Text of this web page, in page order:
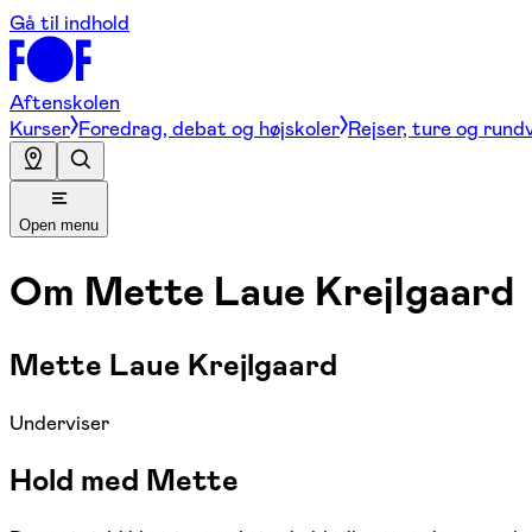
Gå til indhold
Aftenskolen
Kurser Foredrag, debat og højskoler Rejser, ture og
Open menu
Om Mette Laue Krejlgaard
Mette Laue Krejlgaard
Underviser
Hold med Mette